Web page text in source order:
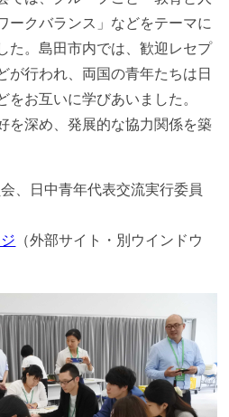
ークバランス」などをテーマに
た。島田市内では、歓迎レセプ
が行われ、両国の青年たちは日
をお互いに学びあいました。
を深め、発展的な協力関係を築
、日中青年代表交流実行委員
（外部サイト・別ウインドウ